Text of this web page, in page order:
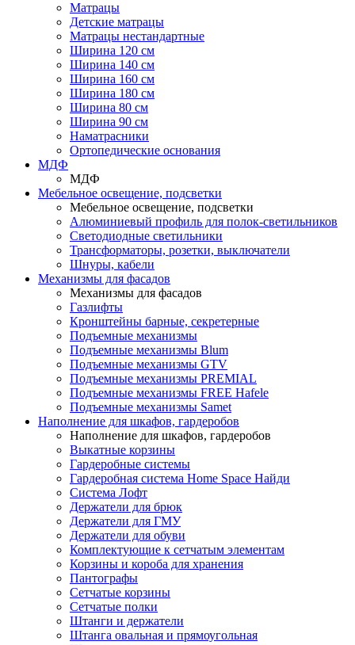
Матрацы
Детские матрацы
Матрацы нестандартные
Ширина 120 см
Ширина 140 см
Ширина 160 см
Ширина 180 см
Ширина 80 см
Ширина 90 см
Наматрасники
Ортопедические основания
МДФ
МДФ
Мебельное освещение, подсветки
Мебельное освещение, подсветки
Алюминиевый профиль для полок-светильников
Светодиодные светильники
Трансформаторы, розетки, выключатели
Шнуры, кабели
Механизмы для фасадов
Механизмы для фасадов
Газлифты
Кронштейны барные, секретерные
Подъемные механизмы
Подъемные механизмы Blum
Подъемные механизмы GTV
Подъемные механизмы PREMIAL
Подъемные механизмы FREE Hafele
Подъемные механизмы Samet
Наполнение для шкафов, гардеробов
Наполнение для шкафов, гардеробов
Выкатные корзины
Гардеробные системы
Гардеробная система Home Space Найди
Система Лофт
Держатели для брюк
Держатели для ГМУ
Держатели для обуви
Комплектующие к сетчатым элементам
Корзины и короба для хранения
Пантографы
Сетчатые корзины
Сетчатые полки
Штанги и держатели
Штанга овальная и прямоугольная